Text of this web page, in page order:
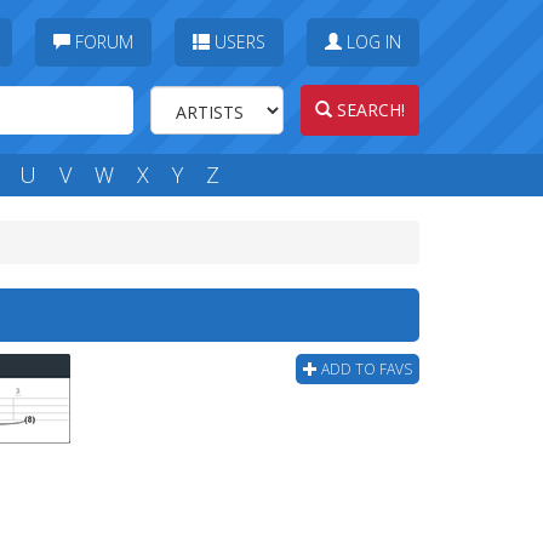
FORUM USERS LOG IN
SEARCH!
U V W X Y Z
ADD TO FAVS